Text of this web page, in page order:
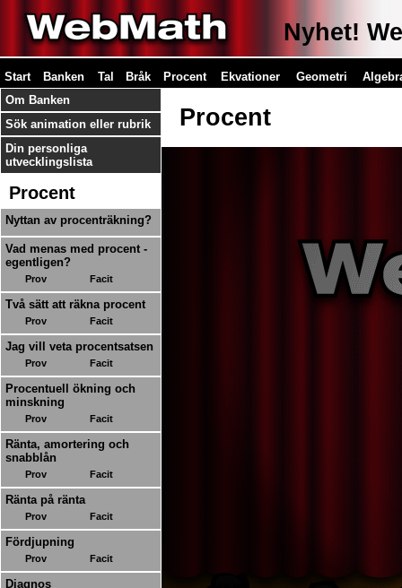
Nyhet!
Start Banken Tal Bråk Procent Ekvationer Geometri
Om Banken
Sök animation eller rubrik
Din personliga
utvecklingslista
Procent
Nyttan av procenträkning?
Vad menas med procent -
egentligen?
Prov Facit
Två sätt att räkna procent
Prov Facit
Jag vill veta procentsatsen
Prov Facit
Procentuell ökning och
minskning
Prov Facit
Ränta, amortering och
snabblån
Prov Facit
Ränta på ränta
Prov Facit
Fördjupning
Prov Facit
Diagnos
Procent